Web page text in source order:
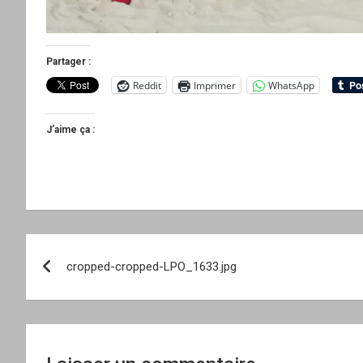
Partager :
Reddit Imprimer WhatsApp
J’aime ça :
de
l’article
cropped-cropped-LPO_1633.jpg